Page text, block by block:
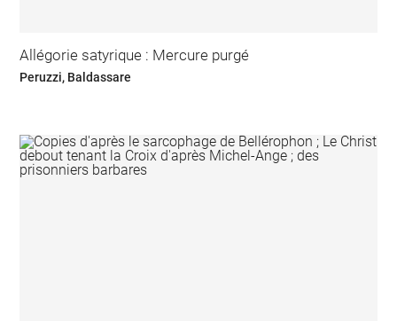
Allégorie satyrique : Mercure purgé
Peruzzi, Baldassare